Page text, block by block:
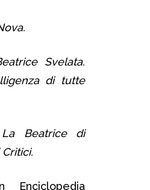
Svelata.
di tutte
La Beatrice di
Enciclopedia